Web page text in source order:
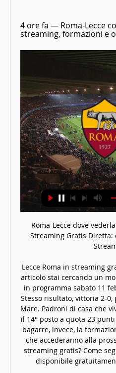
4 ore fa — Roma-Lecce
streaming, formazioni e
Roma-Lecce dove
Streaming Gratis Diretta:
Lecce Roma in streaming
articolo stai cercando un
in programma sabato 11
Stesso risultato, vittoria 2-
Mare. Padroni di casa che
il 14° posto a quota 23
bagarre, invece, la
che accederanno alla
streaming gratis? Come
disponibile